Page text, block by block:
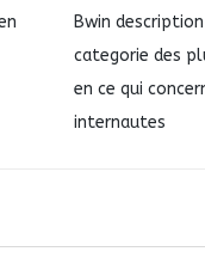
Bwin
categorie des
en ce qui
internautes